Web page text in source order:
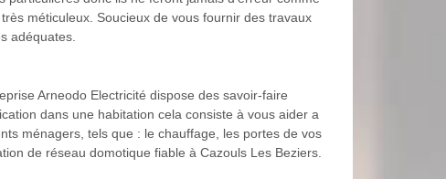
méticuleux. Soucieux de vous fournir des travaux
adéquates.
Arneodo Electricité dispose des savoir-faire
dans une habitation cela consiste à vous aider a
ménagers, tels que : le chauffage, les portes de vos
de réseau domotique fiable à Cazouls Les Beziers.